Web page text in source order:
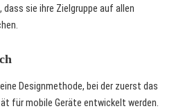
sie ihre Zielgruppe auf allen
Designmethode, bei der zuerst das
für mobile Geräte entwickelt werden.